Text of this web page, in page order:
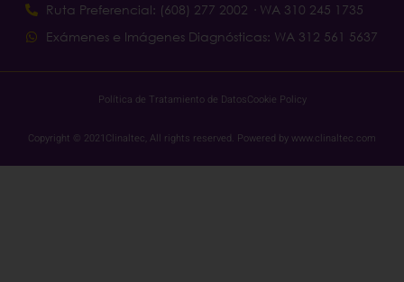
Ruta Preferencial: (608) 277 2002 · WA 310 245 1735
Exámenes e Imágenes Diagnósticas: WA 312 561 5637
Política de Tratamiento de DatosCookie Policy
Copyright © 2021Clinaltec, All rights reserved. Powered by www.clinaltec.com